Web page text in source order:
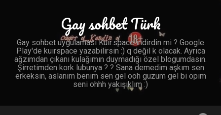
Gay sohbet Türk
Gay sohbet uygulaması Kuir.space indirdin mi ? Google
Play'de kuirspace yazabilirsin :) q değil k olacak. Ayrıca
ağzımdan çıkanı kulağımın duymadığı özel blogumdasın.
Şirretimden kork lubunya ? ? Sana demedim aşkım sen
erkeksin, aslanım benim sen gel ooh guzum gel bi öpim
seni ohhh yakışıklım :)